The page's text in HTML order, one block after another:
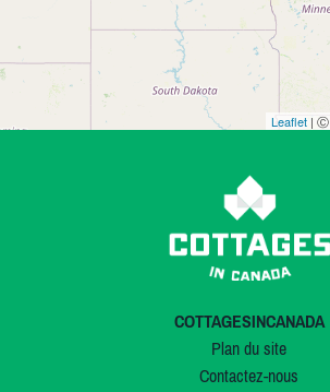
Leaflet | Ⓒ
COTTAGESINCANADA
Plan du site
Contactez-nous